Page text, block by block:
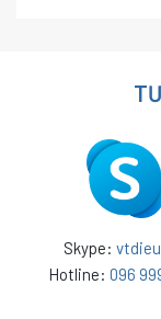
Skype:
Hotline: 096